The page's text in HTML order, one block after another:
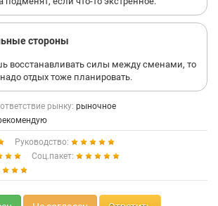
стороны
восстанавливать силы между сменами, то
отдых тоже планировать.
рынку: рыночное
Руководство:
Соц.пакет: